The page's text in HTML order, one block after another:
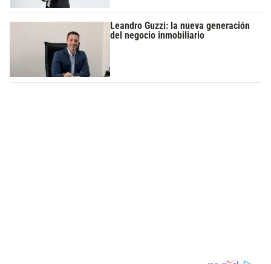
Leandro Guzzi: la nueva generación
del negocio inmobiliario